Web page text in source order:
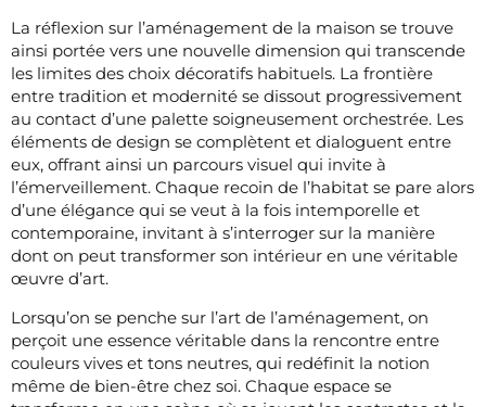
La réflexion sur l’aménagement de la maison se trouve
ainsi portée vers une nouvelle dimension qui transcende
les limites des choix décoratifs habituels. La frontière
entre tradition et modernité se dissout progressivement
au contact d’une palette soigneusement orchestrée. Les
éléments de design se complètent et dialoguent entre
eux, offrant ainsi un parcours visuel qui invite à
l’émerveillement. Chaque recoin de l’habitat se pare alors
d’une élégance qui se veut à la fois intemporelle et
contemporaine, invitant à s’interroger sur la manière
dont on peut transformer son intérieur en une véritable
œuvre d’art.
Lorsqu’on se penche sur l’art de l’aménagement, on
perçoit une essence véritable dans la rencontre entre
couleurs vives et tons neutres, qui redéfinit la notion
même de bien-être chez soi. Chaque espace se